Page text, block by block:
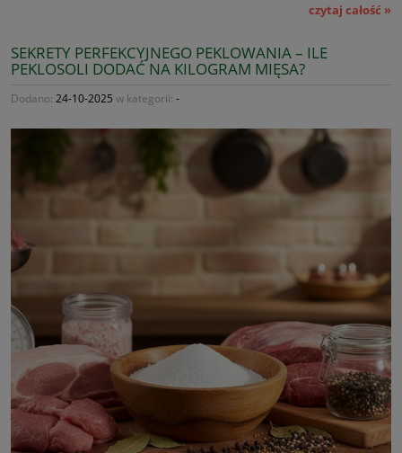
czytaj całość »
SEKRETY PERFEKCYJNEGO PEKLOWANIA – ILE
PEKLOSOLI DODAĆ NA KILOGRAM MIĘSA?
Dodano: 24-10-2025 w kategorii: -